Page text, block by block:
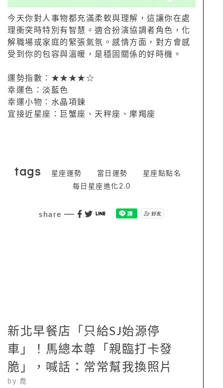
今天你對人事物都充滿柔軟與理解，這讓你在處
理衝突時特別有智慧。適合扮演協調者角色，化
解職場或家庭的緊張氣氛。感情方面，對方會感
受到你的包容與溫暖，是穩固關係的好時機。
運勢指數：★★★★☆
幸運色：淡藍色
幸運小物：水晶項鍊
宜接近星座：巨蟹座、天秤座、摩羯座
tags 星座運勢 當日運勢
星座點點名
每日星座進化2.0
share
新北早餐店「只給SJ始源停
車」！馬總本尊「親臨打卡發
脆」，喊話：常常幫我換照片
by 喬